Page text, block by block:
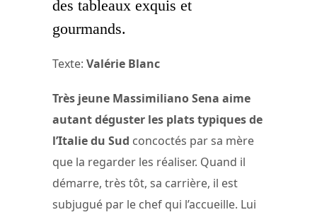
des tableaux exquis et
gourmands.
Texte: Valérie Blanc
Très jeune Massimiliano Sena aime
autant déguster les plats typiques de
l’Italie du Sud concoctés par sa mère
que la regarder les réaliser. Quand il
démarre, très tôt, sa carrière, il est
subjugué par le chef qui l’accueille. Lui